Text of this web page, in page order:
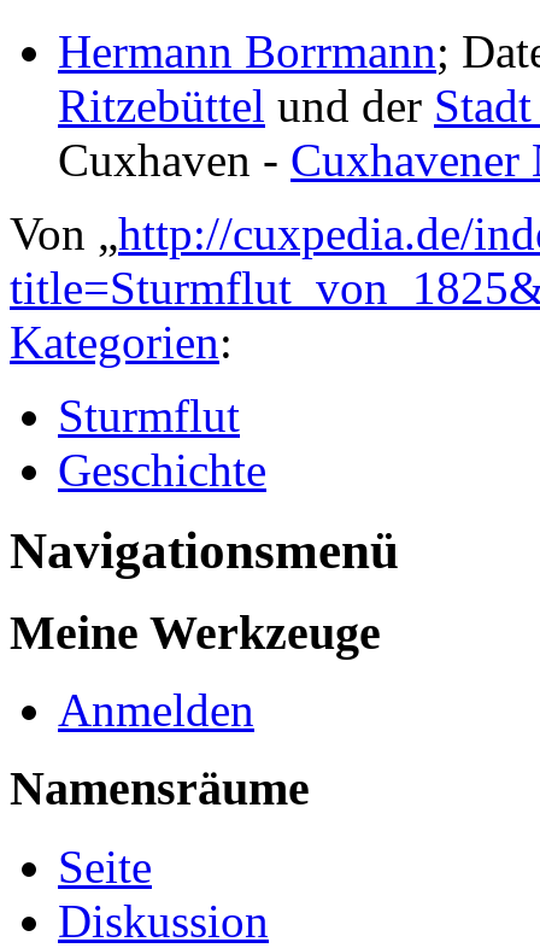
Hermann Borrmann;
Ritzebüttel und der
Cuxhaven - Cuxhavener
Von „http://cuxpedia.de/
Kategorien:
Sturmflut
Geschichte
Navigationsmenü
Meine Werkzeuge
Anmelden
Namensräume
Seite
Diskussion